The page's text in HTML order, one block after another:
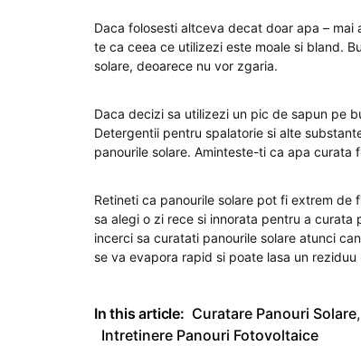
Daca folosesti altceva decat doar apa –
te ca ceea ce utilizezi este moale si bland.
solare, deoarece nu vor zgaria.
Daca decizi sa utilizezi un pic de sapun pe
Detergentii pentru spalatorie si alte
panourile solare. Aminteste-ti ca apa curata
Retineti ca panourile solare pot fi extrem de
sa alegi o zi rece si innorata pentru a
incerci sa curatati panourile solare atunci
se va evapora rapid si poate lasa un
In this article: Curatare Panouri Solare,
Intretinere Panouri Fotovoltaice